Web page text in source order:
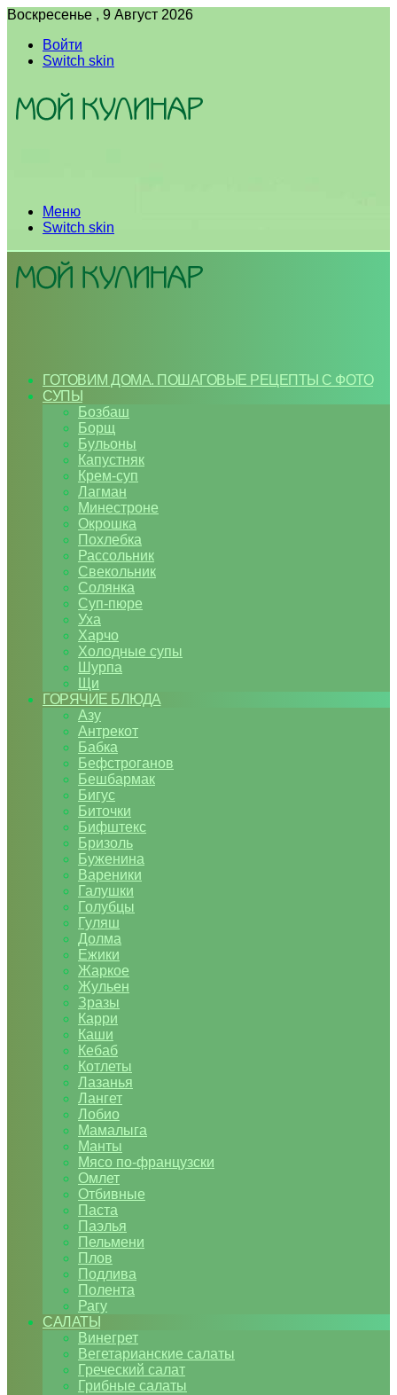
Воскресенье , 9 Август 2026
Войти
Switch skin
Меню
Switch skin
ГОТОВИМ ДОМА. ПОШАГОВЫЕ РЕЦЕПТЫ С ФОТО
СУПЫ
Бозбаш
Борщ
Бульоны
Капустняк
Крем-суп
Лагман
Минестроне
Окрошка
Похлебка
Рассольник
Свекольник
Солянка
Суп-пюре
Уха
Харчо
Холодные супы
Шурпа
Щи
ГОРЯЧИЕ БЛЮДА
Азу
Антрекот
Бабка
Бефстроганов
Бешбармак
Бигус
Биточки
Бифштекс
Бризоль
Буженина
Вареники
Галушки
Голубцы
Гуляш
Долма
Ежики
Жаркое
Жульен
Зразы
Карри
Каши
Кебаб
Котлеты
Лазанья
Лангет
Лобио
Мамалыга
Манты
Мясо по-французски
Омлет
Отбивные
Паста
Паэлья
Пельмени
Плов
Подлива
Полента
Рагу
САЛАТЫ
Винегрет
Вегетарианские салаты
Греческий салат
Грибные салаты